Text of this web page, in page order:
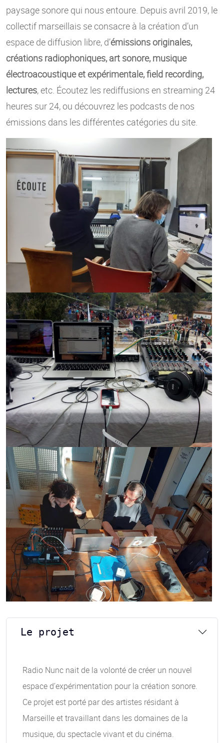
paysage sonore qui nous entoure. Depuis avril 2019, le
collectif marseillais se consacre à la création d’un
espace de diffusion libre, d’émissions originales,
créations radiophoniques, art sonore, musique
électroacoustique et expérimentale, field recording,
lectures, etc. Écoutez les rediffusions en streaming 24
heures sur 24, ou découvrez les podcasts de nos
émissions dans les différentes catégories du site.
Le projet
Radio Nunc nait de la volonté de créer un nouvel
espace d’expérimentation pour la création sonore.
Ce projet est porté par des artistes résidant à
Marseille et travaillant dans les domaines de la
musique, du spectacle vivant et du cinéma.